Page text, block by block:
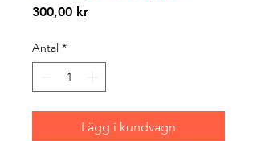
300,00 krPris
Antal *
Lägg i kundvagn